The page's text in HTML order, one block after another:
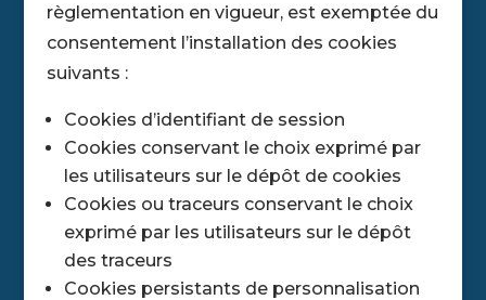
règlementation en vigueur, est exemptée du
consentement l’installation des cookies
suivants :
Cookies d’identifiant de session
Cookies conservant le choix exprimé par
les utilisateurs sur le dépôt de cookies
Cookies ou traceurs conservant le choix
exprimé par les utilisateurs sur le dépôt
des traceurs
Cookies persistants de personnalisation